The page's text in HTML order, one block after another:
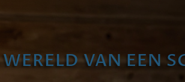
VAN EEN